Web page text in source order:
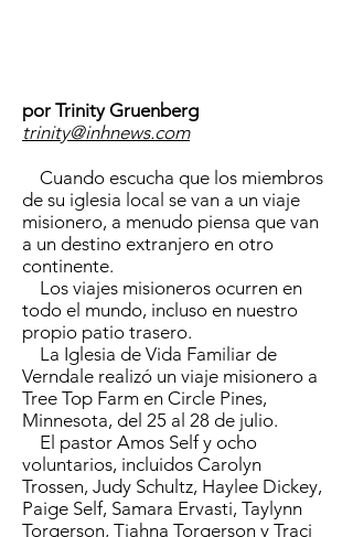
por Trinity Gruenberg
trinity@inhnews.com
Cuando escucha que los miembros
de su iglesia local se van a un viaje
misionero, a menudo piensa que van
a un destino extranjero en otro
continente.
Los viajes misioneros ocurren en
todo el mundo, incluso en nuestro
propio patio trasero.
La Iglesia de Vida Familiar de
Verndale realizó un viaje misionero a
Tree Top Farm en Circle Pines,
Minnesota, del 25 al 28 de julio.
El pastor Amos Self y ocho
voluntarios, incluidos Carolyn
Trossen, Judy Schultz, Haylee Dickey,
Paige Self, Samara Ervasti, Taylynn
Torgerson, Tiahna Torgerson y Traci